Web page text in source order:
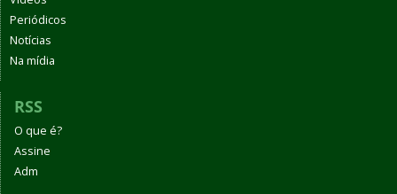
Periódicos
Notícias
Na mídia
RSS
O que é?
Assine
Adm